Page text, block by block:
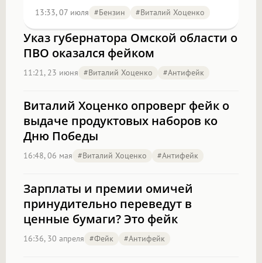
13:33, 07 июля #бензин #Виталий Хоценко
Указ губернатора Омской области о
ПВО оказался фейком
11:21, 23 июня #Виталий Хоценко #антифейк
Виталий Хоценко опроверг фейк о
выдаче продуктовых наборов ко
Дню Победы
16:48, 06 мая #Виталий Хоценко #антифейк
Зарплаты и премии омичей
принудительно переведут в
ценные бумаги? Это фейк
16:36, 30 апреля #фейк #антифейк